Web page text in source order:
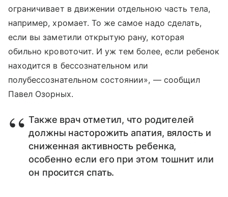
ограничивает в движении отдельною часть тела,
например, хромает. То же самое надо сделать,
если вы заметили открытую рану, которая
обильно кровоточит. И уж тем более, если ребенок
находится в бессознательном или
полубессознательном состоянии», — сообщил
Павел Озорных.
Также врач отметил, что родителей
должны насторожить апатия, вялость и
сниженная активность ребенка,
особенно если его при этом тошнит или
он просится спать.